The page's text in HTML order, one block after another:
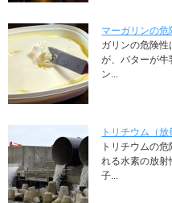
マーガリンの危
ガリンの危険
が、バターが牛
ン...
トリチウム（
トリチウムの
れる水素の放
子...